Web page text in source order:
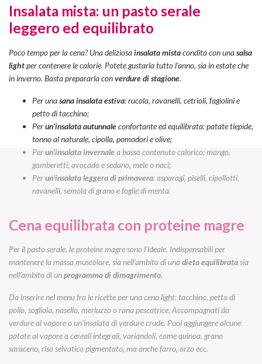
Insalata mista: un pasto serale
leggero ed equilibrato
Poco tempo per la cena? Una deliziosainsalata mistacondita con unasalsa
lightper contenere le calorie. Potete gustarla tutto l’anno, sia in estate che
in inverno. Basta prepararla converdure di stagione.
Per unasana insalata estiva: rucola, ravanelli, cetrioli, fagiolini e
petto di tacchino;
Perun’insalata autunnaleconfortante ed equilibrata: patate tiepide,
tonno al naturale, cipolla, pomodori e olive;
Perun’insalata invernalea basso contenuto calorico: mango,
gamberetti, avocado e sedano, mele o noci;
Perun’insalata leggera di primavera: asparagi, piselli, cipollotti,
ravanelli, semola di grano e foglie di menta.
Cena equilibrata con proteine magre
Per il pasto serale, le proteine magre sono l’ideale. Indispensabili per
mantenere la massa muscolare, sia nell’ambito di unadieta equilibratasia
nell’ambito di unprogramma di dimagrimento.
Da inserire nel menu fra le ricette per una cena light: tacchino, petto di
pollo, sogliola, nasello, merluzzo o rana pescatrice. Accompagnati da
verdure al vapore o un’insalata di verdure crude. Puoi aggiungere alcune
patate al vapore o cereali integrali, variandoli, come quinoa, grano
saraceno, riso selvatico pigmentato, ma anche farro, orzo ecc.